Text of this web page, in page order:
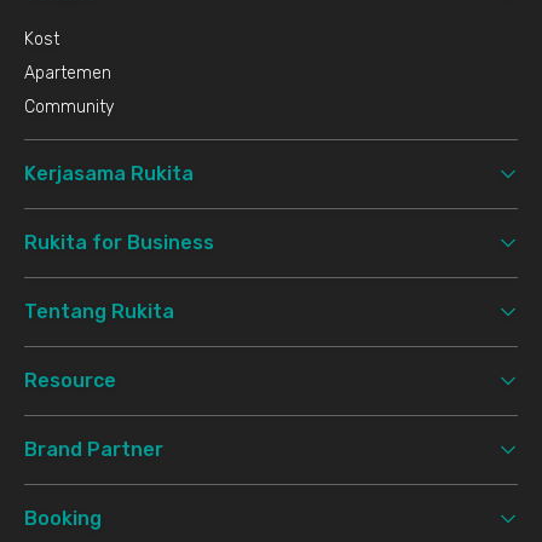
Kost
Apartemen
Community
Kerjasama Rukita
Rukita for Business
Tentang Rukita
Resource
Brand Partner
Booking